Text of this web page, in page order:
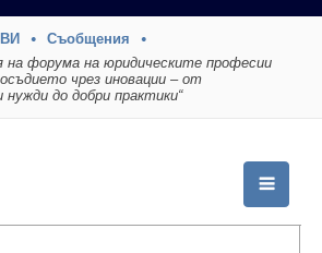
Съобщения
на форума на юридическите професии
чрез иновации – от
до добри практики“